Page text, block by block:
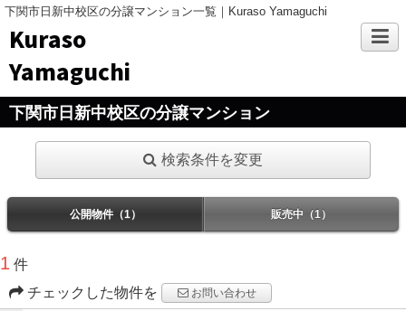
下関市日新中校区の分譲マンション一覧｜Kuraso Yamaguchi
Kuraso
Yamaguchi
下関市日新中校区の分譲マンション
検索条件を変更
公開物件（1） 販売中（1）
1 件
チェックした物件を
お問い合わせ